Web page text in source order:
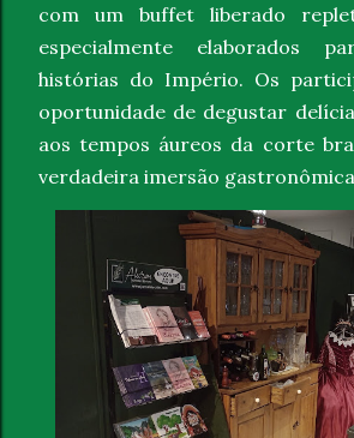
com um buffet liberado
especialmente elaborados
histórias do Império. Os
oportunidade de degustar
aos tempos áureos da corte
verdadeira imersão